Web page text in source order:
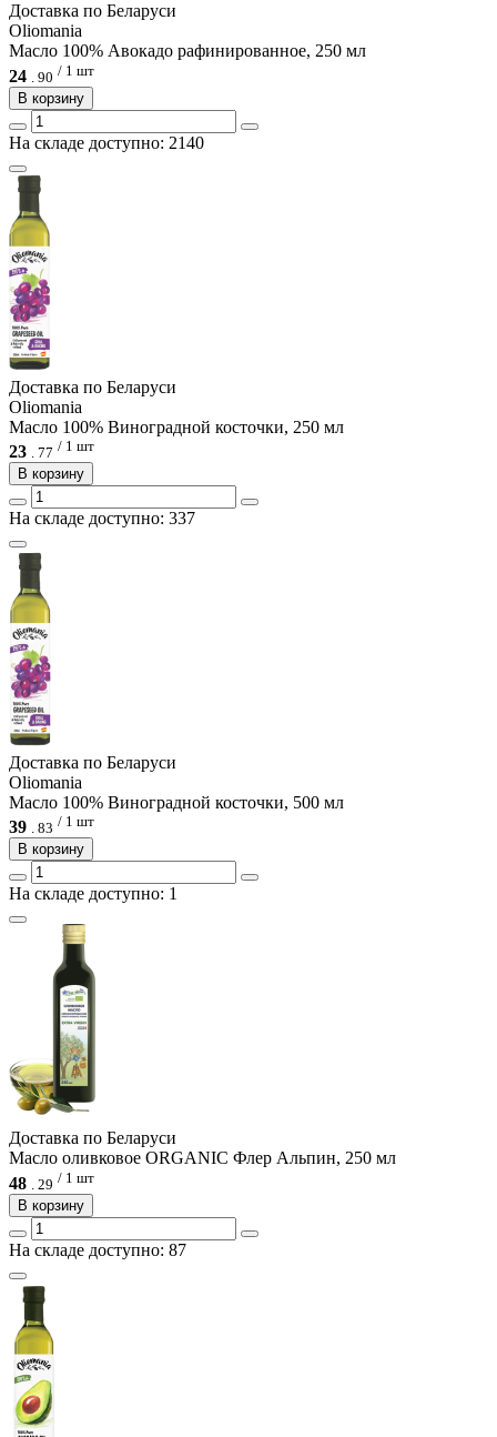
Доcтавка по Беларуси
Oliomania
Масло 100% Авокадо рафинированное, 250 мл
24
90 / 1 шт
В корзину
На складе доступно: 2140
Доcтавка по Беларуси
Oliomania
Масло 100% Виноградной косточки, 250 мл
23 . 77 / 1 шт
В корзину
На складе доступно: 337
Доcтавка по Беларуси
Oliomania
Масло 100% Виноградной косточки, 500 мл
39 . 83 / 1 шт
В корзину
На складе доступно: 1
Доcтавка по Беларуси
Масло оливковое ORGANIC Флер Альпин, 250 мл
48
29 / 1 шт
В корзину
На складе доступно: 87